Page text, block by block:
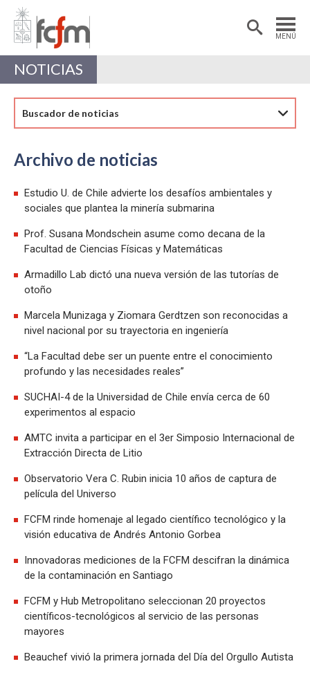
MENÚ
Estudiantes
Académicas/os
NOTICIAS
Buscador de noticias
Archivo de noticias
Estudio U. de Chile advierte los desafíos ambientales y
sociales que plantea la minería submarina
Prof. Susana Mondschein asume como decana de la
Facultad de Ciencias Físicas y Matemáticas
Armadillo Lab dictó una nueva versión de las tutorías de
otoño
Marcela Munizaga y Ziomara Gerdtzen son reconocidas a
nivel nacional por su trayectoria en ingeniería
“La Facultad debe ser un puente entre el conocimiento
profundo y las necesidades reales”
SUCHAI-4 de la Universidad de Chile envía cerca de 60
experimentos al espacio
AMTC invita a participar en el 3er Simposio Internacional de
Extracción Directa de Litio
Observatorio Vera C. Rubin inicia 10 años de captura de
película del Universo
FCFM rinde homenaje al legado científico tecnológico y la
visión educativa de Andrés Antonio Gorbea
Innovadoras mediciones de la FCFM descifran la dinámica
de la contaminación en Santiago
FCFM y Hub Metropolitano seleccionan 20 proyectos
científicos-tecnológicos al servicio de las personas
mayores
Beauchef vivió la primera jornada del Día del Orgullo Autista